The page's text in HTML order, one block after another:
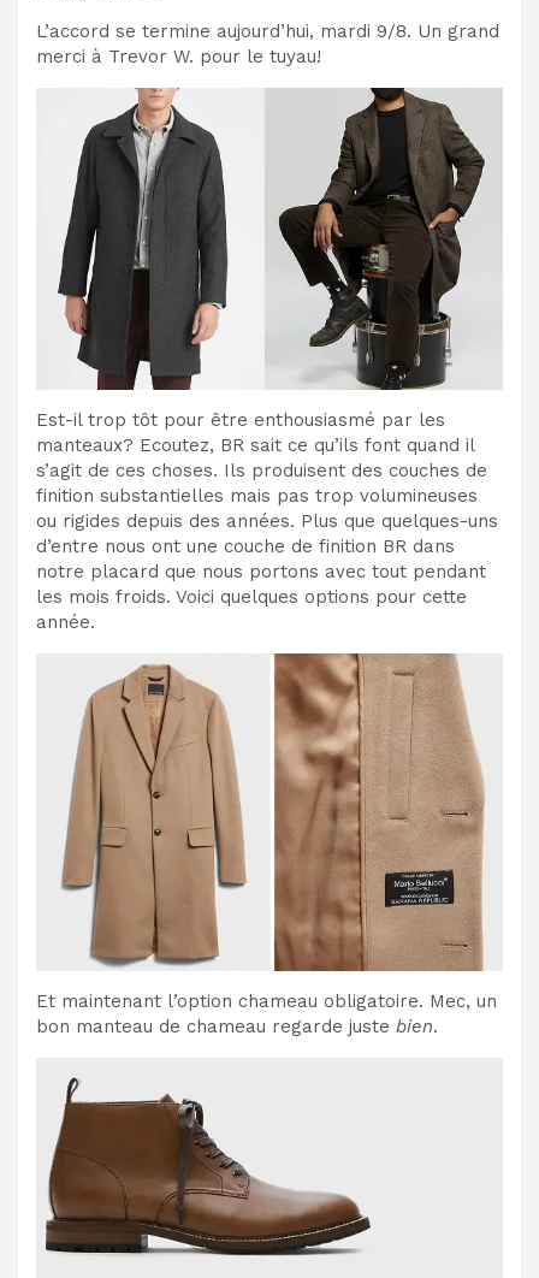
L’accord se termine aujourd’hui, mardi 9/8. Un grand
merci à Trevor W. pour le tuyau!
Est-il trop tôt pour être enthousiasmé par les
manteaux? Ecoutez, BR sait ce qu’ils font quand il
s’agit de ces choses. Ils produisent des couches de
finition substantielles mais pas trop volumineuses
ou rigides depuis des années. Plus que quelques-uns
d’entre nous ont une couche de finition BR dans
notre placard que nous portons avec tout pendant
les mois froids. Voici quelques options pour cette
année.
Et maintenant l’option chameau obligatoire. Mec, un
bon manteau de chameau regarde juste bien.